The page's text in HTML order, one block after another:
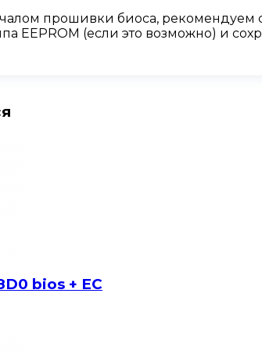
прошивки биоса, рекомендуем
EEPROM (если это возможно) и
bios + EC